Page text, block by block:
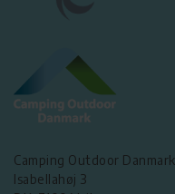
Camping Outdoor Danmark
Isabellahøj 3